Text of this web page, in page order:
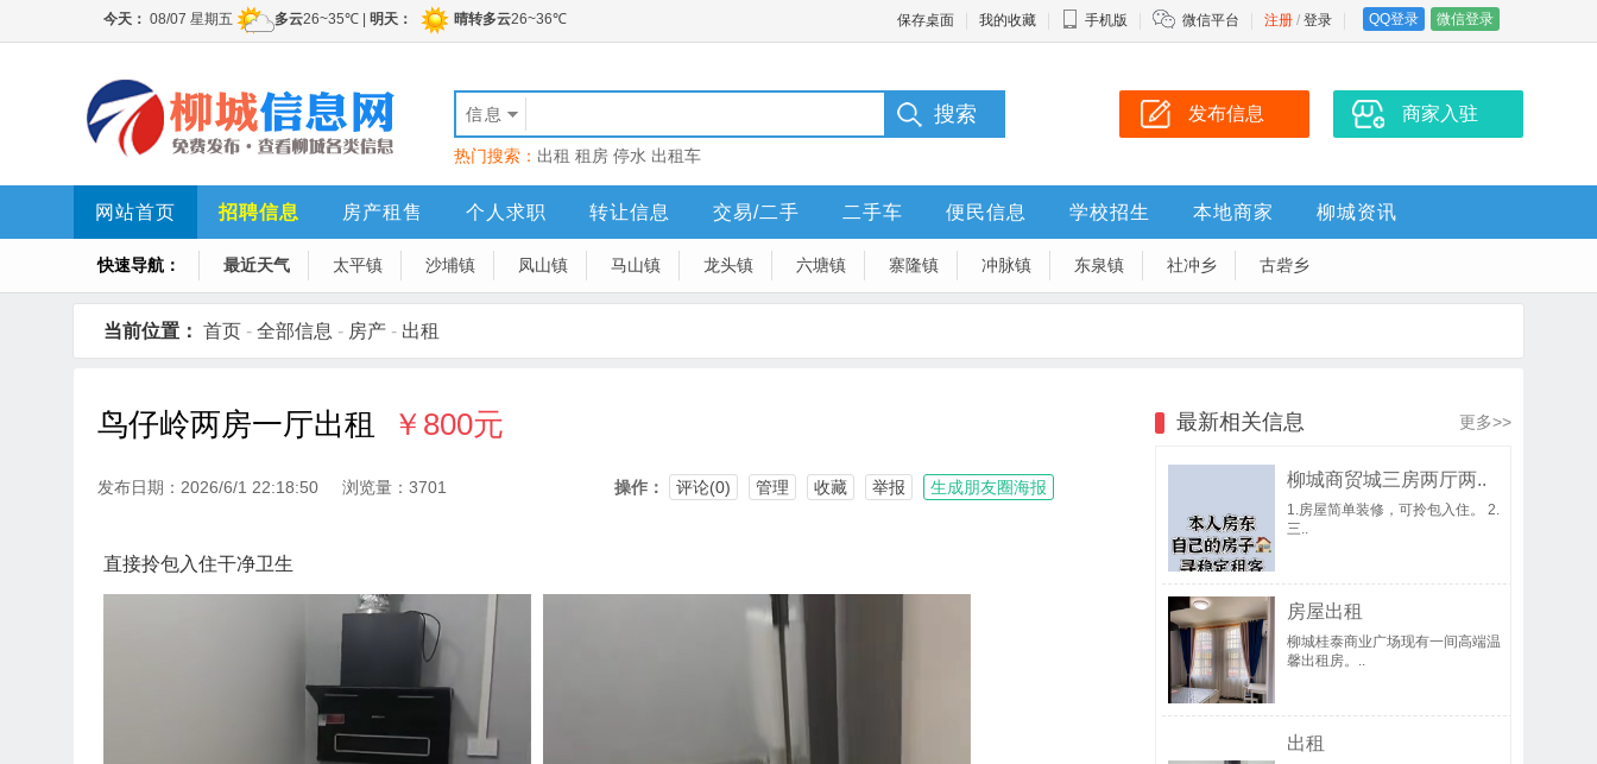
保存桌面 我的收藏 手机版 微信平台 注册 / 登录 QQ登录 微信登录
信息
热门搜索： 出租 租房 停水 出租车
发布信息 商家入驻
网站首页 招聘信息 房产租售 个人求职 转让信息 交易/二手 二手车 便民信息 学校招生 本地商家 柳城资讯
快速导航： 最近天气 太平镇 沙埔镇 凤山镇 马山镇 龙头镇 六塘镇 寨隆镇 冲脉镇 东泉镇 社冲乡 古砦乡
当前位置： 首页 - 全部信息 - 房产 - 出租
鸟仔岭两房一厅出租 ￥800元
发布日期：2026/6/1 22:18:50 浏览量：3701 操作： 评论(0) 管理 收藏 举报 生成朋友圈海报
直接拎包入住干净卫生
最新相关信息 更多>>
柳城商贸城三房两厅两..
1.房屋简单装修，可拎包入住。 2.
三..
房屋出租
柳城桂泰商业广场现有一间高端温
馨出租房。..
出租